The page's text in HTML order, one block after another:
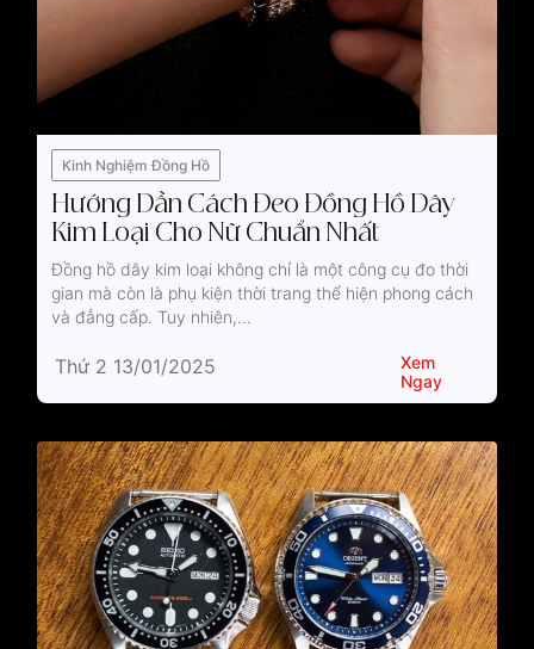
Kinh Nghiệm Đồng Hồ
Hướng Dẫn Cách Đeo Đồng Hồ Dây
Kim Loại Cho Nữ Chuẩn Nhất
Đồng hồ dây kim loại không chỉ là một công cụ đo thời
gian mà còn là phụ kiện thời trang thể hiện phong cách
và đẳng cấp. Tuy nhiên,...
Thứ 2 13/01/2025
Xem
Ngay